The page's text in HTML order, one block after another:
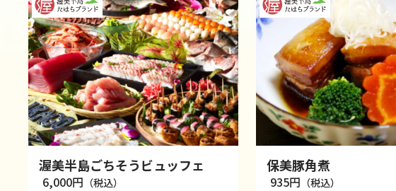
渥美半島ごちそうビュッフェ
6,000円 （税込）
保美豚角煮
935円 （税込）